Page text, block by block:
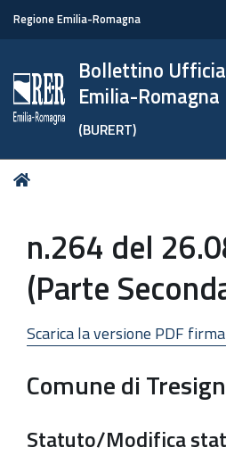
Regione Emilia-Romagna
Bollettino
Emilia-Romagna
(BURERT)
Tu
n.264 del
(Parte
Scarica la versione PDF
Comune di
Statuto/Modifica